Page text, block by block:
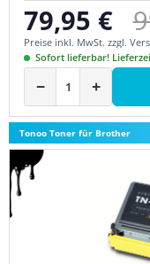
Verkaufspreis:
79,95 €
Preise inkl. MwSt. zzgl.
Sofort lieferbar!
− +
Tonoo Toner für Brother